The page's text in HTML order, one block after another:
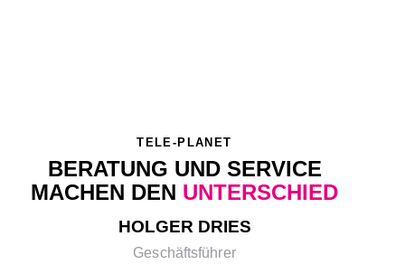
TELE-PLANET
BERATUNG UND SERVICE
MACHEN DEN UNTERSCHIED
HOLGER DRIES
Geschäftsführer